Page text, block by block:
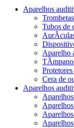
Aparelhos
Tubos
Aparelho
Cera de
Aparelhos